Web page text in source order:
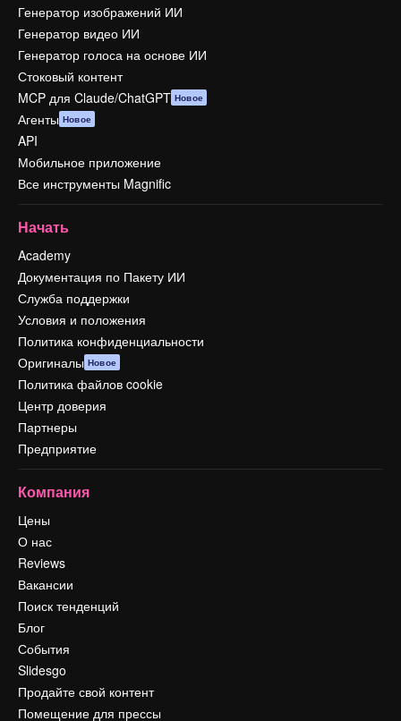
Генератор изображений ИИ
Генератор видео ИИ
Генератор голоса на основе ИИ
Стоковый контент
MCP для Claude/ChatGPT Новое
Агенты Новое
API
Мобильное приложение
Все инструменты Magnific
Начать
Academy
Документация по Пакету ИИ
Служба поддержки
Условия и положения
Политика конфиденциальности
Оригиналы Новое
Политика файлов cookie
Центр доверия
Партнеры
Предприятие
Компания
Цены
О нас
Reviews
Вакансии
Поиск тенденций
Блог
События
Slidesgo
Продайте свой контент
Помещение для прессы